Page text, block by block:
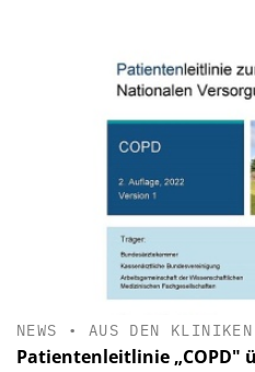
NEWS • AUS DEN KLINIKEN
Patientenleitlinie „COPD"